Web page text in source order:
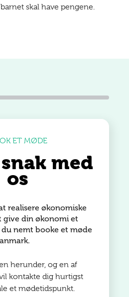
skal have pengene.
ET MØDE
med
os
realisere økonomiske
give din økonomi et
nemt booke et møde
herunder, og en af
kontakte dig hurtigst
et mødetidspunkt.